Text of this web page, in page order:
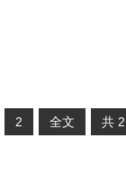
2 全文 共 2